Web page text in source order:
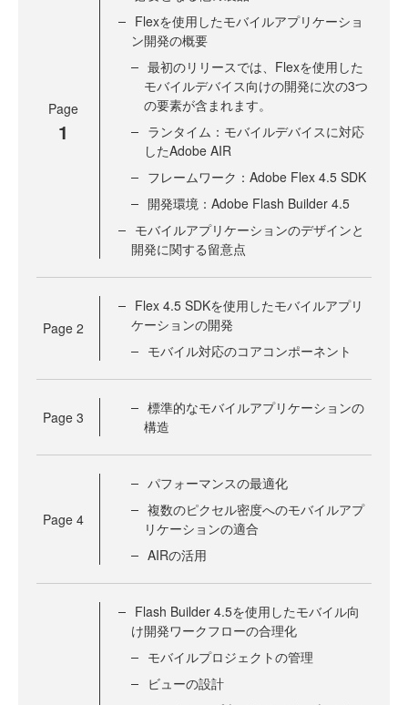
Page
1
Flexを使用したモバイルアプリケーショ
ン開発の概要
最初のリリースでは、Flexを使用した
モバイルデバイス向けの開発に次の3つ
の要素が含まれます。
ランタイム：モバイルデバイスに対応
したAdobe AIR
フレームワーク：Adobe Flex 4.5 SDK
開発環境：Adobe Flash Builder 4.5
モバイルアプリケーションのデザインと
開発に関する留意点
Page 2
Flex 4.5 SDKを使用したモバイルアプリ
ケーションの開発
モバイル対応のコアコンポーネント
Page 3
標準的なモバイルアプリケーションの
構造
Page 4
パフォーマンスの最適化
複数のピクセル密度へのモバイルアプ
リケーションの適合
AIRの活用
Flash Builder 4.5を使用したモバイル向
け開発ワークフローの合理化
モバイルプロジェクトの管理
ビューの設計